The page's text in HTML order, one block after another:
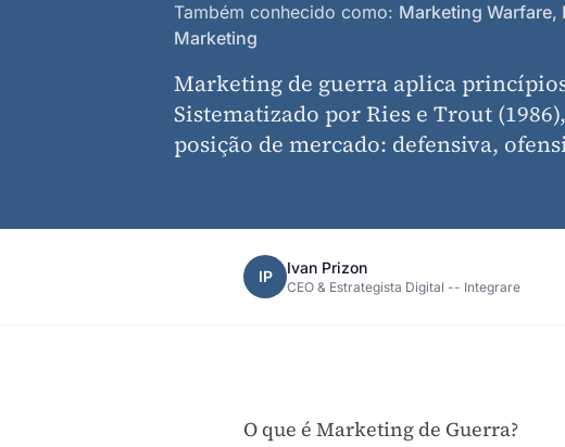
Também conhecido como: Marketing Warfare,
Marketing
Marketing de guerra aplica
Sistematizado por Ries e Trout
posição de mercado: defensiva,
IP Ivan Prizon
CEO & Estrategista Digital -- Integrare
O que é Marketing de Guerra?